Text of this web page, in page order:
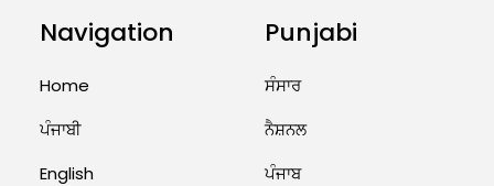
Pakistan’s Khyber Pakhtunkhwa:
7 Killed, 18 Injured
August 2, 2026 10:05 PM
India Wins 8 Gold Medals on Day
10 of Commonwealth Games:
Navigation
Home
ਪੰਜਾਬੀ
English
Punjabi
ਸੰਸਾਰ
ਨੈਸ਼ਨਲ
ਪੰਜਾਬ